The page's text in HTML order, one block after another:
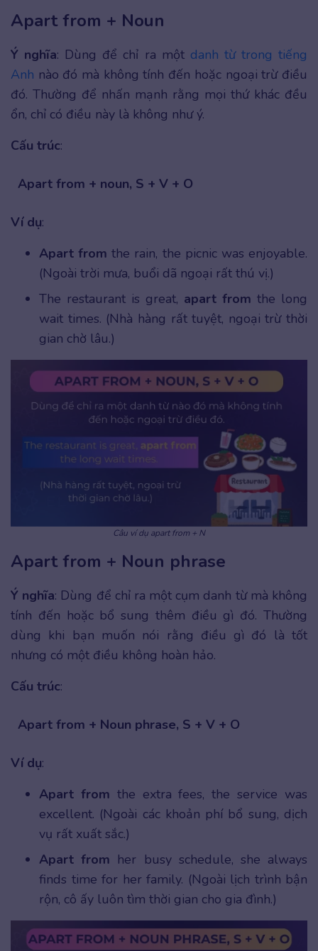
Apart from + Noun
Ý nghĩa: Dùng để chỉ ra một danh từ trong tiếng
Anh nào đó mà không tính đến hoặc ngoại trừ điều
đó. Thường để nhấn mạnh rằng mọi thứ khác đều
ổn, chỉ có điều này là không như ý.
Cấu trúc:
Apart from + noun, S + V + O
Ví dụ:
Apart from the rain, the picnic was enjoyable.
(Ngoài trời mưa, buổi dã ngoại rất thú vị.)
The restaurant is great, apart from the long
wait times. (Nhà hàng rất tuyệt, ngoại trừ thời
gian chờ lâu.)
Câu ví dụ apart from + N
Apart from + Noun phrase
Ý nghĩa: Dùng để chỉ ra một cụm danh từ mà không
tính đến hoặc bổ sung thêm điều gì đó. Thường
dùng khi bạn muốn nói rằng điều gì đó là tốt
nhưng có một điều không hoàn hảo.
Cấu trúc:
Apart from + Noun phrase, S + V + O
Ví dụ:
Apart from the extra fees, the service was
excellent. (Ngoài các khoản phí bổ sung, dịch
vụ rất xuất sắc.)
Apart from her busy schedule, she always
finds time for her family. (Ngoài lịch trình bận
rộn, cô ấy luôn tìm thời gian cho gia đình.)